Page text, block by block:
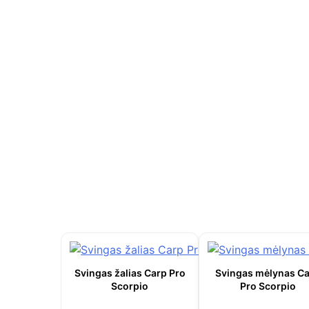
Svingas žalias Carp Pro
Scorpio
Svingas mėlynas
Pro Scorpio